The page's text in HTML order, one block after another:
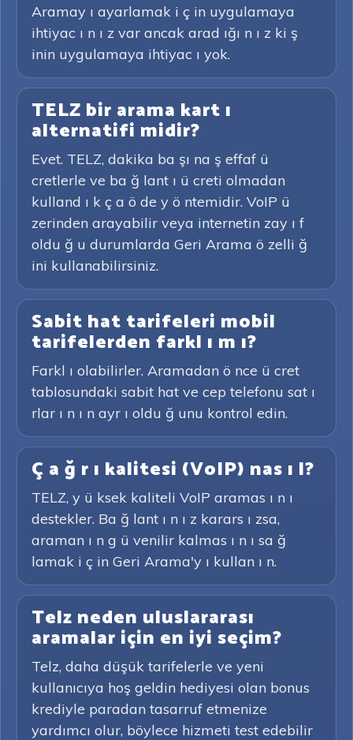
Aramay ı ayarlamak i ç in uygulamaya
ihtiyac ı n ı z var ancak arad ığı n ı z ki ş
inin uygulamaya ihtiyac ı yok.
TELZ bir arama kart ı
alternatifi midir?
Evet. TELZ, dakika ba şı na ş effaf ü
cretlerle ve ba ğ lant ı ü creti olmadan
kulland ı k ç a ö de y ö ntemidir. VoIP ü
zerinden arayabilir veya internetin zay ı f
oldu ğ u durumlarda Geri Arama ö zelli ğ
ini kullanabilirsiniz.
Sabit hat tarifeleri mobil
tarifelerden farkl ı m ı?
Farkl ı olabilirler. Aramadan ö nce ü cret
tablosundaki sabit hat ve cep telefonu sat ı
rlar ı n ı n ayr ı oldu ğ unu kontrol edin.
Ç a ğ r ı kalitesi (VoIP) nas ı l?
TELZ, y ü ksek kaliteli VoIP aramas ı n ı
destekler. Ba ğ lant ı n ı z karars ı zsa,
araman ı n g ü venilir kalmas ı n ı sa ğ
lamak i ç in Geri Arama'y ı kullan ı n.
Telz neden uluslararası
aramalar için en iyi seçim?
Telz, daha düşük tarifelerle ve yeni
kullanıcıya hoş geldin hediyesi olan bonus
krediyle paradan tasarruf etmenize
yardımcı olur, böylece hizmeti test edebilir